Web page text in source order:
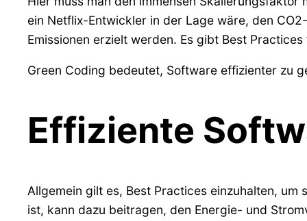
ein Netflix-Entwickler in der Lage wäre, den
Emissionen erzielt werden. Es gibt Best
Green Coding bedeutet, Software effizienter zu
Effiziente
Allgemein gilt es, Best Practices einzuhalten,
ist, kann dazu beitragen, den Energie- und